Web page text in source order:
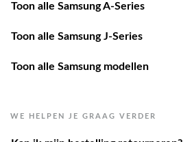
Toon alle Samsung A-Series
Toon alle Samsung J-Series
Toon alle Samsung modellen
WE HELPEN JE GRAAG VERDER